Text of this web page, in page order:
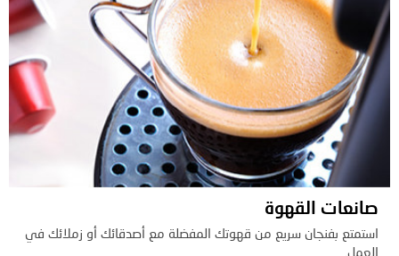
صانعات القهوة
استمتع بفنجان سريع من قهوتك المفضلة مع أصدقائك أو زملائك في